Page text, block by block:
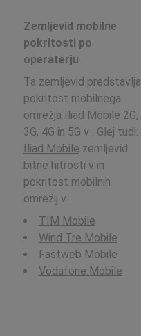
Zemljevid mobilne
pokritosti po
operaterju
Ta zemljevid predstavlja
pokritost mobilnega
omrežja Iliad Mobile 2G,
3G, 4G in 5G v . Glej tudi:
Iliad Mobile zemljevid
bitne hitrosti v in
pokritost mobilnih
omrežij v .
TIM Mobile
Wind Tre Mobile
Fastweb Mobile
Vodafone Mobile